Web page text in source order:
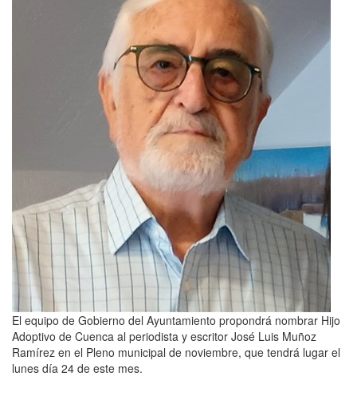
El equipo de Gobierno del Ayuntamiento propondrá nombrar Hijo
Adoptivo de Cuenca al periodista y escritor José Luis Muñoz
Ramírez en el Pleno municipal de noviembre, que tendrá lugar el
lunes día 24 de este mes.